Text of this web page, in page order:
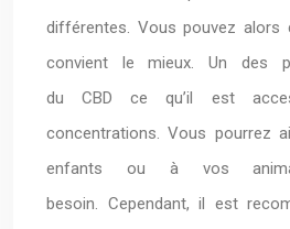
différentes. Vous pouvez alors
convient le mieux. Un des
du CBD ce qu’il est
concentrations. Vous pourrez
enfants ou à vos
besoin. Cependant, il est